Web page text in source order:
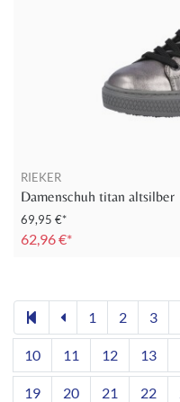
RIEKER
Damenschuh titan altsilber
69,95 €*
62,96 €*
1 2 3
10 11 12 13
19 20 21 22